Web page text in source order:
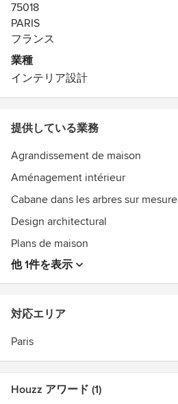
75018
PARIS
フランス
業種
インテリア設計
提供している業務
Agrandissement de maison
Aménagement intérieur
Cabane dans les arbres sur mesure
Design architectural
Plans de maison
他 1件を表示
対応エリア
Paris
Houzz アワード (1)